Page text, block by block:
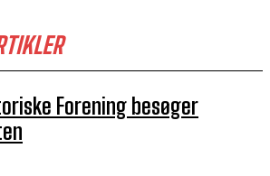
Forening besøger